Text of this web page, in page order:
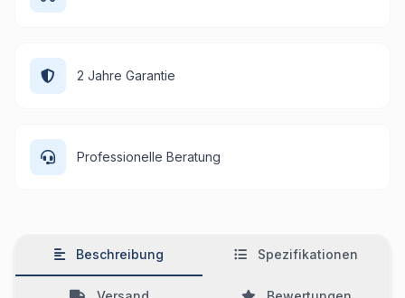
2 Jahre Garantie
Professionelle Beratung
Beschreibung Spezifikationen